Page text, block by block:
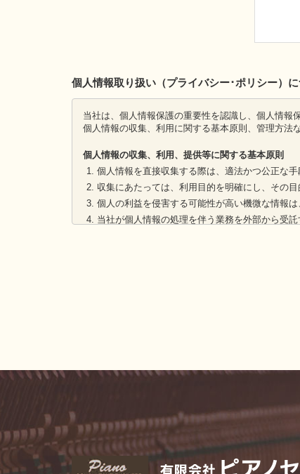
個人情報取り扱い（プライバシー･ポリシー）
当社は、個人情報保護の重要性を認識し、個人情報
個人情報の収集、利用に関する基本原則、管理方法
個人情報の収集、利用、提供等に関する基本原則
個人情報を直接収集する際は、適法かつ公正な
収集にあたっては、利用目的を明確にし、その
個人の利益を侵害する可能性が高い機微な情報
当社が個人情報の処理を伴う業務を外部から受
当社が直接収集または外部から業務を受託する
本人からのお問い合わせ
このページの内容に関するご質問及びお客様がご自